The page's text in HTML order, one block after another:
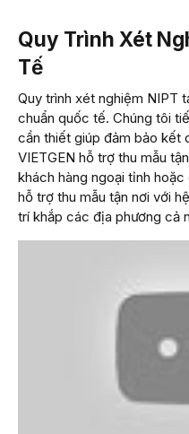
Quy Trình Xét
Tế
Quy trình xét nghiệm NIPT
chuẩn quốc tế. Chúng tôi
cần thiết giúp đảm bảo kết
VIETGEN hỗ trợ thu mẫu
khách hàng ngoại tỉnh
hỗ trợ thu mẫu tận nơi với
trí khắp các địa phương cả